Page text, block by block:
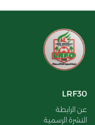
LRF30
عن الرابطة
النشرة الرسمية